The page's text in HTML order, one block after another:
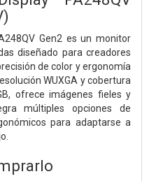
Gen2 es un monitor
diseñado para creadores
de color y ergonomía
WUXGA y cobertura
ofrece imágenes fieles y
múltiples opciones de
para adaptarse a